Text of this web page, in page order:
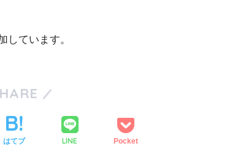
ています。
はてブ LINE Pocket